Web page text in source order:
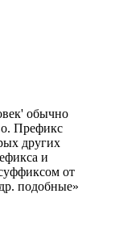
обычно
Префикс
других
и
от
подобные»